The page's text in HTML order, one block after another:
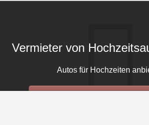
Vermieter von
Autos für Hochzeiten